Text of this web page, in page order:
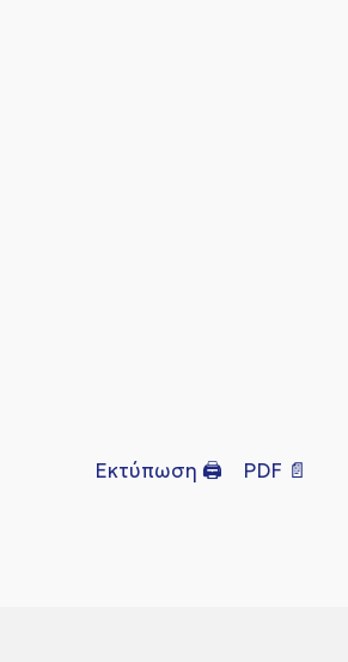
Εκτύπωση 🖨 PDF 📄